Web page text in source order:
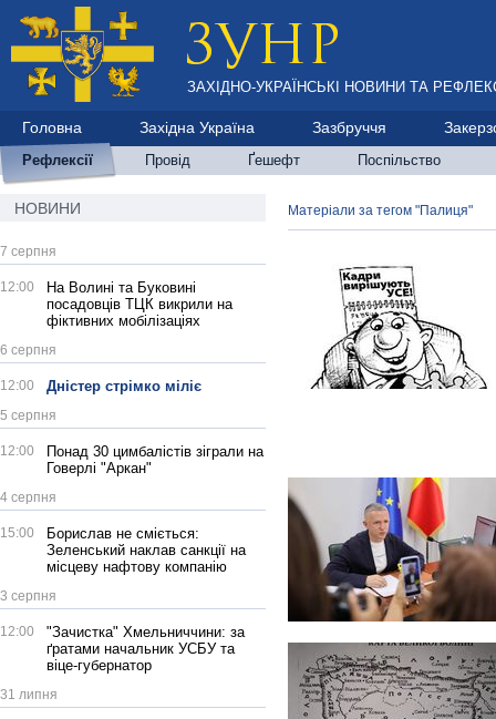
ЗАХІДНО-УКРАЇНСЬКІ НОВИНИ ТА
Головна Західна Україна Зазбруччя
Рефлексії Провід Ґешефт Поспільство
НОВИНИ
7 серпня
12:00
На Волині та Буковині
посадовців ТЦК викрили на
фіктивних мобілізаціях
6 серпня
12:00 Дністер стрімко міліє
5 серпня
12:00
Понад 30 цимбалістів зіграли на
Говерлі "Аркан"
4 серпня
15:00
Борислав не сміється:
Зеленський наклав санкції на
місцеву нафтову компанію
3 серпня
12:00
"Зачистка" Хмельниччини: за
ґратами начальник УСБУ та
віце-губернатор
31 липня
Матеріали за тегом "Палиця"